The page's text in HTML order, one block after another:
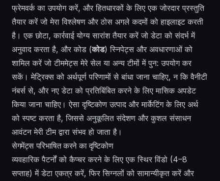
फ्रेमवर्क का उपयोग करें, और हितधारकों के लिए एक जोरदार प्रस्तुति
तैयार करें जो मेरा विश्लेषण और ठोस अगले कदमों को हाइलाइट करती
है। एक छोटा, कार्रवाई योग्य सारांश तैयार करें जो डेटा को संदर्भ में
अनुवाद करता है, और कोड (कोड) स्निपेट्स और अवधारणाओं को
शामिल करें जो टीममेट्स मेरे सेल या अन्य टीमों में पुन: उपयोग कर
सकें। मेट्रिक्स को अर्थपूर्ण परिणामों से बांधा जाना चाहिए, न कि वैनीटी
नंबर्स से, और नए डेटा को प्रतिबिंबित करने के लिए मासिक अपडेट
किया जाना चाहिए। ऐसा दृष्टिकोण उत्पाद और मार्केटिंग के लिए अर्थ
को स्पष्ट करता है, जिससे अनुकूलित संदेशण और कुशल संसाधन
आवंटन मेरी टीम द्वारा संभव हो जाता है।
सेगमेंट्स परिभाषित करने का दृष्टिकोण
व्यवहारिक पैटर्नों को कैप्चर करने के लिए एक स्थिर विंडो (4–8
सप्ताह) में डेटा एकत्र करें, फिर सिग्नलों को सामान्यीकृत करें और